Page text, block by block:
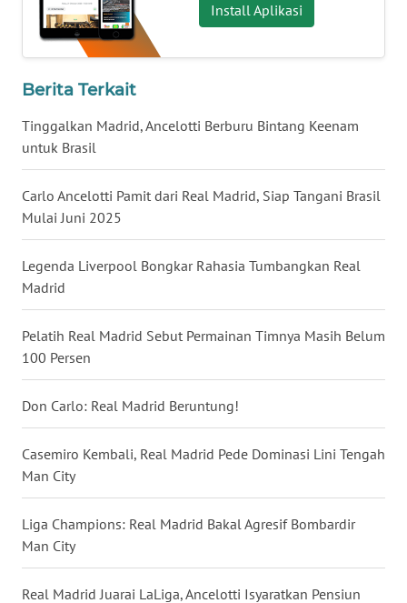
Install Aplikasi
Berita Terkait
Tinggalkan Madrid, Ancelotti Berburu Bintang Keenam
untuk Brasil
Carlo Ancelotti Pamit dari Real Madrid, Siap Tangani Brasil
Mulai Juni 2025
Legenda Liverpool Bongkar Rahasia Tumbangkan Real
Madrid
Pelatih Real Madrid Sebut Permainan Timnya Masih Belum
100 Persen
Don Carlo: Real Madrid Beruntung!
Casemiro Kembali, Real Madrid Pede Dominasi Lini Tengah
Man City
Liga Champions: Real Madrid Bakal Agresif Bombardir
Man City
Real Madrid Juarai LaLiga, Ancelotti Isyaratkan Pensiun
WN
NTB
WN
WN
SULBAR
WN
BABEL
WN
SUMBAR
WN
SUMSEL
WN